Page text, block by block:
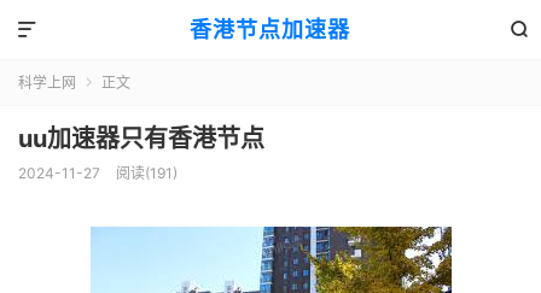
香港节点加速器 

科学上网  正文
uu加速器只有香港节点
2024-11-27 阅读(191)